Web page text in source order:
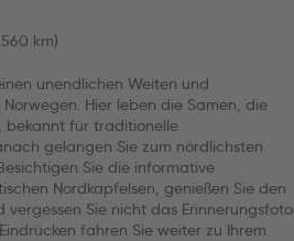
km)
unendlichen Weiten und
Hier leben die Samen, die
bekannt für traditionelle
gelangen Sie zum nördlichsten
Sie die informative
Nordkapfelsen, genießen Sie den
Sie nicht das Erinnerungsfoto
fahren Sie weiter zu Ihrem